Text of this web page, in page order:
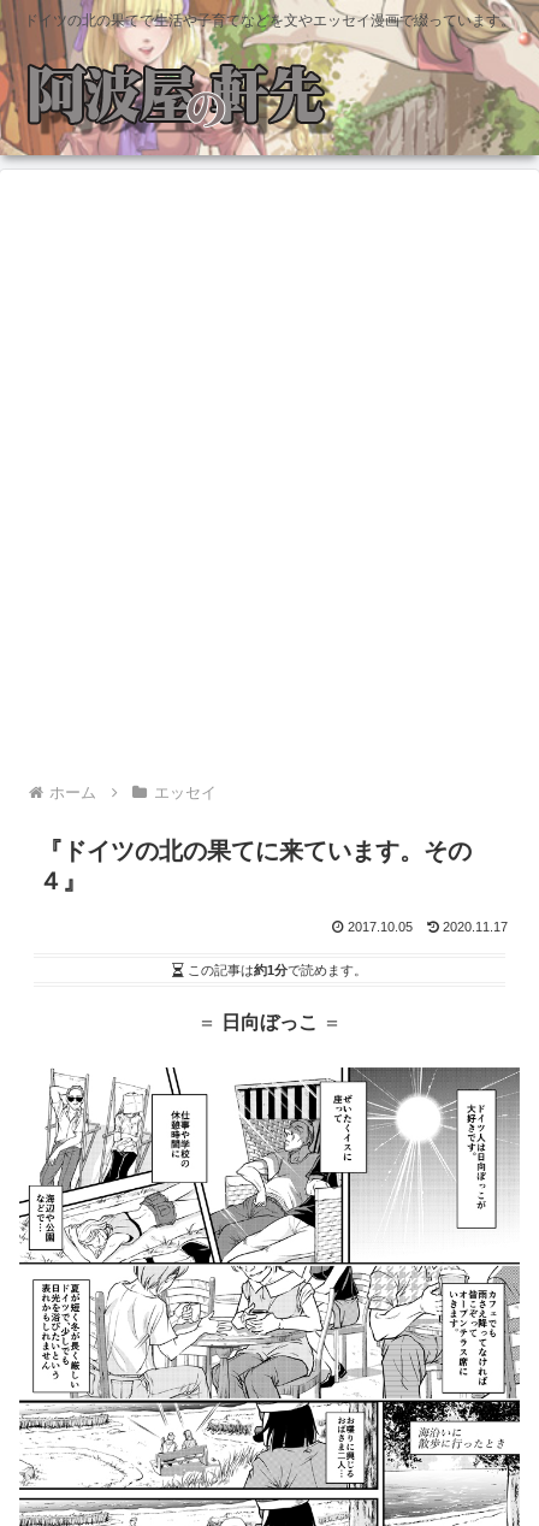
ドイツの北の果てで生活や子育てなどを文やエッセイ漫画で綴っています。
ホーム エッセイ
『ドイツの北の果てに来ています。その
４』
2017.10.05 2020.11.17
この記事は約1分で読めます。
＝ 日向ぼっこ ＝